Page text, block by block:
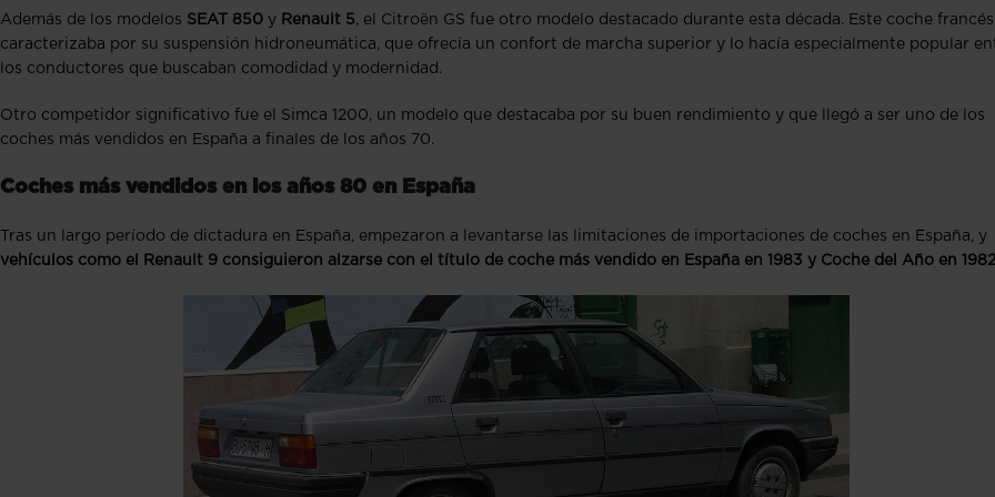
Además de los modelos SEAT 850 y Renault 5, el Citroën GS fue otro modelo destacado durante esta década. Este coche francés
caracterizaba por su suspensión hidroneumática, que ofrecía un confort de marcha superior y lo hacía especialmente popular
los conductores que buscaban comodidad y modernidad.
Otro competidor significativo fue el Simca 1200, un modelo que destacaba por su buen rendimiento y que llegó a ser uno de los
coches más vendidos en España a finales de los años 70.
Coches más vendidos en los años 80 en España
Tras un largo período de dictadura en España, empezaron a levantarse las limitaciones de importaciones de coches en España, y
vehículos como el Renault 9 consiguieron alzarse con el título de coche más vendido en España en 1983 y Coche del Año en